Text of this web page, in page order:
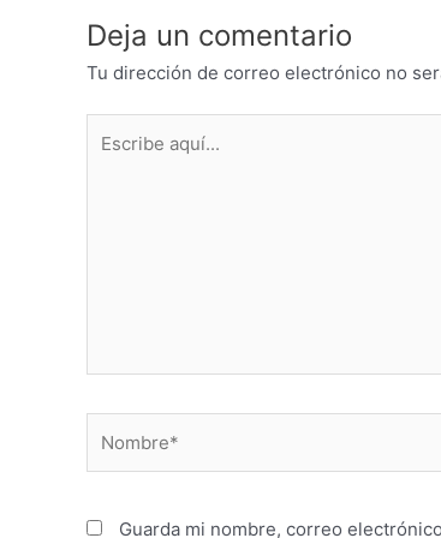
Deja un comentario
Tu dirección de correo electrónico no
aquí...
Guarda mi nombre, correo